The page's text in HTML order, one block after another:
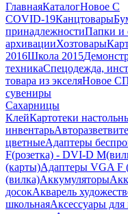
ГлавнаяКаталогНовое С
COVID-19Канцтовары
принадлежностиПапки и
архивацииХозтовары
2016Школа 2015
техникаСпецодежда,
товара из экселяНовое С
сувениры
Сахарницы
КлейКартотеки
инвентарь
цветныеАдаптеры
F(розетка) - DVI-D
(карты)Адаптеры VGA F
(вилка)Аккумуляторы
досокАкварель
школьнаяАксессуары